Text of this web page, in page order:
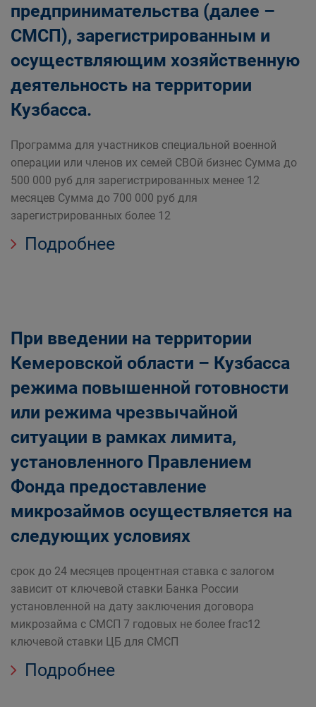
предпринимательства (далее –
СМСП), зарегистрированным и
осуществляющим хозяйственную
деятельность на территории
Кузбасса.
Программа для участников специальной военной
операции или членов их семей СВОй бизнес Сумма до
500 000 руб для зарегистрированных менее 12
месяцев Сумма до 700 000 руб для
зарегистрированных более 12
Подробнее
При введении на территории
Кемеровской области – Кузбасса
режима повышенной готовности
или режима чрезвычайной
ситуации в рамках лимита,
установленного Правлением
Фонда предоставление
микрозаймов осуществляется на
следующих условиях
срок до 24 месяцев процентная ставка с залогом
зависит от ключевой ставки Банка России
установленной на дату заключения договора
микрозайма с СМСП 7 годовых не более frac12
ключевой ставки ЦБ для СМСП
Подробнее